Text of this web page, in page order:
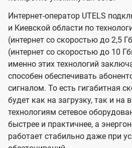
Интернет-оператор UTELS
и Киевской области по
(интернет со скоростью до 2,5
(интернет со скоростью до 10
именно этих технологий
способен обеспечивать
сигналом. То есть гигабитная
будет как на загрузку, так и на
технологиям сетевое
быстрее и практичнее, а
работает стабильно даже при